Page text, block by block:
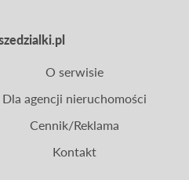
O serwisie
Dla agencji nieruchomości
Cennik/Reklama
Kontakt